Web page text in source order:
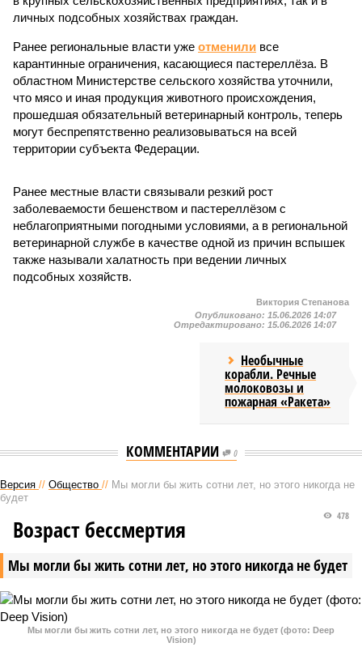
личных подсобных хозяйствах граждан.
Ранее региональные власти уже отменили все
карантинные ограничения, касающиеся пастереллёза. В
областном Министерстве сельского хозяйства уточнили,
что мясо и иная продукция животного происхождения,
прошедшая обязательный ветеринарный контроль, теперь
могут беспрепятственно реализовываться на всей
территории субъекта Федерации.
Ранее местные власти связывали резкий рост
заболеваемости бешенством и пастереллёзом с
неблагоприятными погодными условиями, а в региональной
ветеринарной службе в качестве одной из причин вспышек
также называли халатность при ведении личных
подсобных хозяйств.
Виктория Степанова
Опубликовано: 15.06.2026 14:07
Отредактировано: 15.06.2026 14:07
Необычные
корабли. Речные
молоковозы и
пожарная «Ракета»
КОММЕНТАРИИ 0
Версия // Общество // Мы могли бы жить сотни лет, но этого никогда не
будет
Мы могли бы жить сотни лет, но этого никогда не будет
478
Возраст бессмертия
Мы могли бы жить сотни лет, но этого никогда не будет (фото: Deep
Vision)